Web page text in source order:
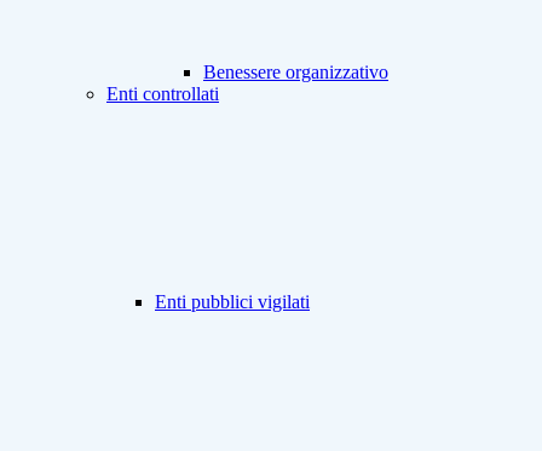
Benessere organizzativo
Enti controllati
Enti pubblici vigilati